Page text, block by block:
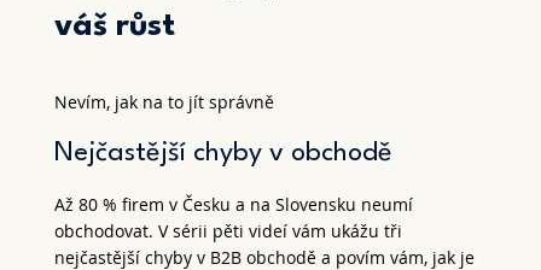
váš růst
Nevím, jak na to jít správně
Nejčastější chyby v obchodě
Až 80 % firem v Česku a na Slovensku neumí
obchodovat. V sérii pěti videí vám ukážu tři
nejčastější chyby v B2B obchodě a povím vám, jak je